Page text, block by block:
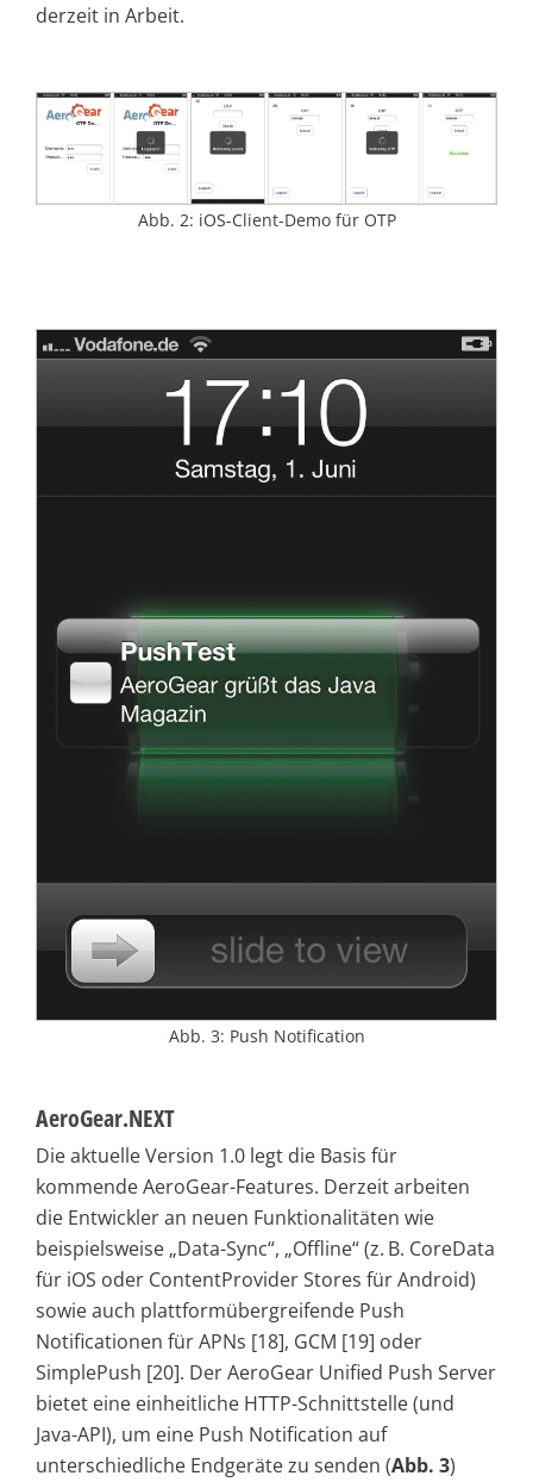
derzeit in Arbeit.
Abb. 2: iOS-Client-Demo für OTP
Abb. 3: Push Notification
AeroGear.NEXT
Die aktuelle Version 1.0 legt die Basis für
kommende AeroGear-Features. Derzeit arbeiten
die Entwickler an neuen Funktionalitäten wie
beispielsweise „Data-Sync“, „Offline“ (z. B. CoreData
für iOS oder ContentProvider Stores für Android)
sowie auch plattformübergreifende Push
Notificationen für APNs [18], GCM [19] oder
SimplePush [20]. Der AeroGear Unified Push Server
bietet eine einheitliche HTTP-Schnittstelle (und
Java-API), um eine Push Notification auf
unterschiedliche Endgeräte zu senden (Abb. 3)